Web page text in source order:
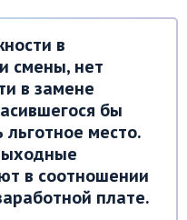
в
смены, нет
в замене
бы
льготное место.
в соотношении
плате.